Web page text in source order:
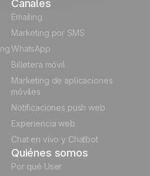
the full use-case
Canales
Emailing
Marketing por SMS
WhatsApp
Billetera móvil
Marketing de aplicaciones
móviles
Notificaciones push web
Experiencia web
Chat en vivo y Chatbot
Quiénes somos
Por qué User